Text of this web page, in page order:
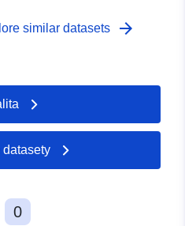
similar datasets arrow_forward
datasety
0